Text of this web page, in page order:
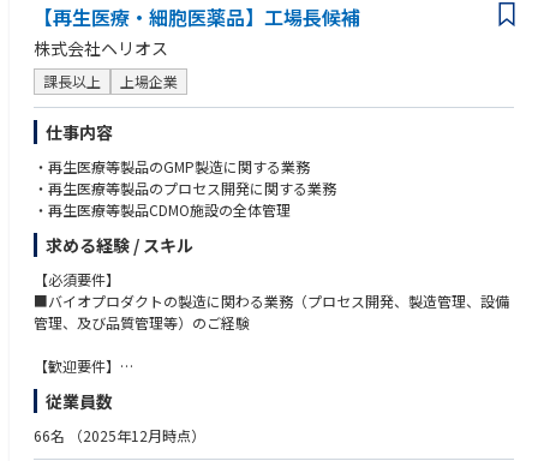
実現に直結するやりがいを感じられます。
・高い研究裁量:
前人未到の技術課題に対し、手法の選定から実験系の設計・プロジェクト
の推進まで大きな裁量を持って取り組めます。
・トップレベルの共創環境:
東大発スタートアップである当社には、世界中から量子コンピュータの最
先端の研究者が集まっています。ハード・ソフト・理論の精鋭と日常的に
議論し、専門性を互いに高め合える環境です。
■アピールポイント
OptQC株式会社は、光量子コンピュータ技術を実用化し、世界の産業や社
会の課題解決を目指しています。
光を利用した次世代量子技術により、従来のコンピュータでは到達できな
かった計算能力や効率を提供し、物流、金融、医療など幅広い分野に変革
をもたらすことを目指しています。
光の力を最大限に引き出すため、光学や量子、通信技術のスペシャリスト
経験
- 非線形光学（PPLN等）に関する基礎知識・実験経験
- 計測機器（オシロスコープ、スペクトラムアナライザ、ネットワークア
ナライザ等）の操作・評価経験
・英語力：他の研究者や量子コンピュータ専門家との円滑なコミュニケー
ションができるレベル
■歓迎
・第一著者での査読付き学術論文の執筆経験
・スクイーズド光を用いた研究、または連続量（CV）量子計算に関する知
見・経験
・ホモダイン測定に関する研究経験
・研究プロジェクトのマネジメント経験、または若手・ジュニア研究者の
指導経験
■フィットする方
・ハードウェアを原理レベルから理解し、理論と実験の両輪でアプローチ
できる方
・未知の技術課題に対して自律的に仮説を立て、粘り強く検証・課題解決
・ローカルスタッフを育成・マネージしつつ、業務改革提案から実装ま
で、一気通貫で関与できる裁量の大きな役割です。
・将来的には経営幹部への直接提言や、グループ全体のDX戦略立案にも関
わるキャリアパスが見込まれます。
■キャリアイメージ
アブダビ鉱業所で全社DX推進をリードしながら専門性とマネジメント力を
磨いていただきます。
その後は、東京本社やグループ会社のDX・IT戦略部門で経験を積み、将来
的にはDX・デジタル領域の中核人材として経営判断や中長期戦略の策定に
携わることを期待しています。
ご本人の志向や実績に応じて、国内外で幅広いキャリアパスが描ける環境
です。
■使用ツール
・Microsoft 365（Teams, SharePoint, Power BI, Power Automate等）
・データ分析ツール（Excel、Power BI等）
・ERP/HCM等業務システムへの知見（SAP, Oracle, Workday等）（尚可）
・クラウドサービス（Azure, AWS等）の基礎知識（尚可）
可）
・主体的に課題を発見し、「まずやってみる」の精神で業務改革を推進で
きる方
・社内外の多様な関係者と信頼関係を構築し、全社最適の視点で物事を推
進できる方
・DXやデジタル技術への高い関心を持ち、自ら学び続けながら業務に活か
せる方
・現場と経営双方の視点を踏まえ、実効性のある業務プロセスや仕組みを
構築できる方
・多様なバックグラウンドを持つメンバーと協働し、チームの成長に貢献
できる方
【再生医療・細胞医薬品】工場長候補
株式会社ヘリオス
課長以上 上場企業
仕事内容
・再生医療等製品のGMP製造に関する業務
・再生医療等製品のプロセス開発に関する業務
・再生医療等製品CDMO施設の全体管理
求める経験 / スキル
【必須要件】
■バイオプロダクトの製造に関わる業務（プロセス開発、製造管理、設備
管理、及び品質管理等）のご経験
【歓迎要件】
■医薬品メーカーでの設備導入または設備保全のご経験
■再生医療等製品のプロセス開発、製造、設備保全のご経験
■医薬品若しくは再生医療等製品製造における製造管理者のご経験
従業員数
66名 （2025年12月時点）